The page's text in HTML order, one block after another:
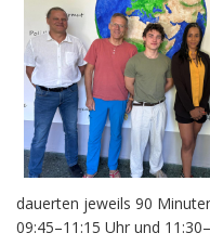
dauerten jeweils 90
09:45–11:15 Uhr und